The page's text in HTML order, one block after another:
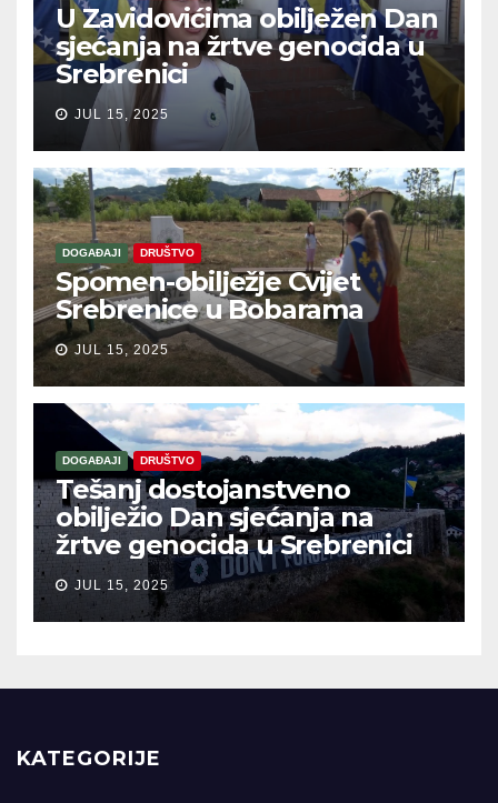
U Zavidovićima obilježen Dan
sjećanja na žrtve genocida u
Srebrenici
JUL 15, 2025
DOGAĐAJI DRUŠTVO
Spomen-obilježje Cvijet
Srebrenice u Bobarama
JUL 15, 2025
DOGAĐAJI DRUŠTVO
Tešanj dostojanstveno
obilježio Dan sjećanja na
žrtve genocida u Srebrenici
JUL 15, 2025
KATEGORIJE